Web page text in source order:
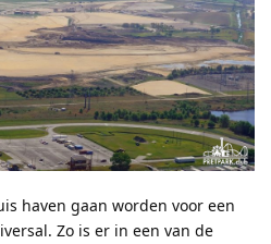
haven gaan worden voor een
Zo is er in een van de